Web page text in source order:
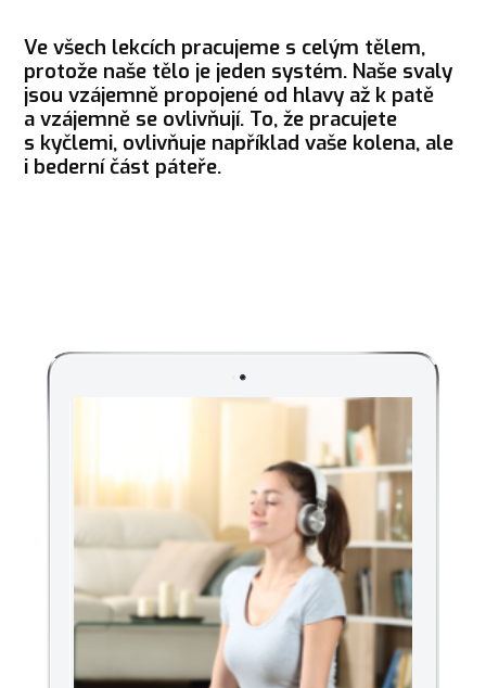
Ve všech lekcích pracujeme s celým tělem,
protože naše tělo je jeden systém. Naše svaly
jsou vzájemně propojené od hlavy až k patě
a vzájemně se ovlivňují. To, že pracujete
s kyčlemi, ovlivňuje například vaše kolena, ale
i bederní část páteře.